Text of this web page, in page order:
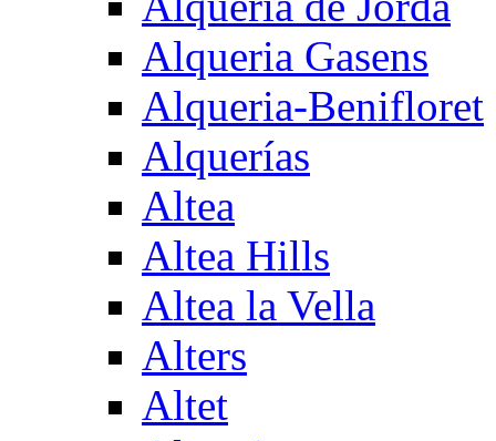
Alqueria Gasens
Alqueria-Benifloret
Alquerías
Altea
Altea Hills
Altea la Vella
Alters
Altet